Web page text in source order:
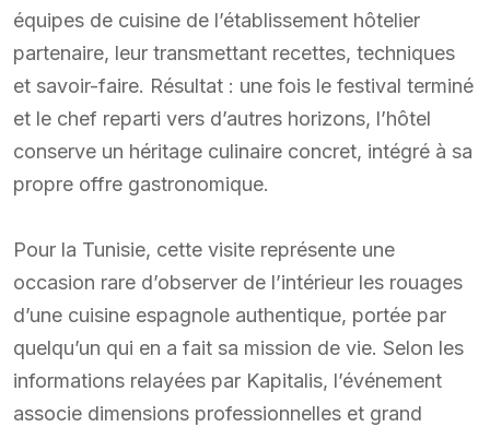
équipes de cuisine de l’établissement hôtelier
partenaire, leur transmettant recettes, techniques
et savoir-faire. Résultat : une fois le festival terminé
et le chef reparti vers d’autres horizons, l’hôtel
conserve un héritage culinaire concret, intégré à sa
propre offre gastronomique.
Pour la Tunisie, cette visite représente une
occasion rare d’observer de l’intérieur les rouages
d’une cuisine espagnole authentique, portée par
quelqu’un qui en a fait sa mission de vie. Selon les
informations relayées par Kapitalis, l’événement
associe dimensions professionnelles et grand